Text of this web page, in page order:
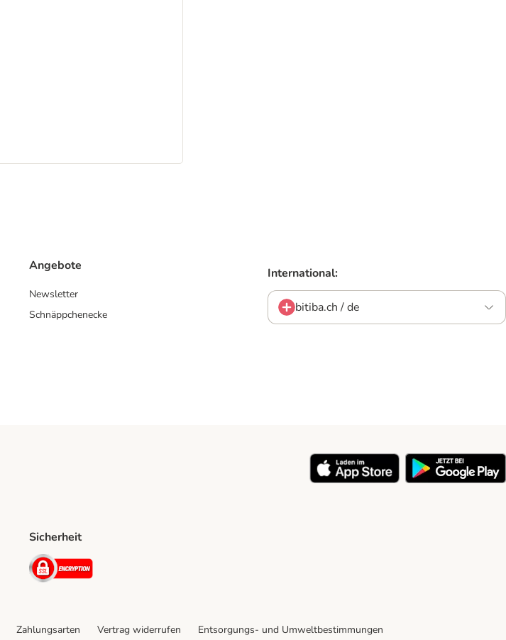
Angebote
Newsletter
Schnäppchenecke
International:
bitiba.ch / de
Sicherheit
Security
Zahlungsarten Vertrag widerrufen Entsorgungs- und Umweltbestimmungen